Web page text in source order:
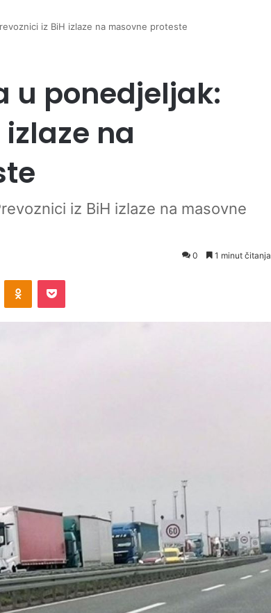
iz BiH izlaze na masovne proteste
u ponedjeljak:
izlaze na
iz BiH izlaze na masovne
0 1 minut čitanja